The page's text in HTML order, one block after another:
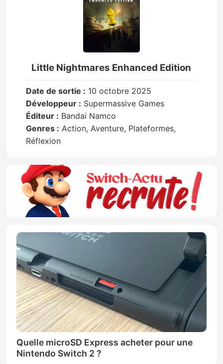
Little Nightmares Enhanced Edition
Date de sortie : 10 octobre 2025
Développeur : Supermassive Games
Éditeur : Bandai Namco
Genres : Action, Aventure, Plateformes,
Réflexion
Quelle microSD Express acheter pour une
Nintendo Switch 2 ?